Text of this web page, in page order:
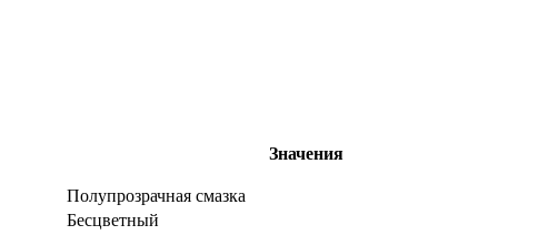
Значения
Полупрозрачная смазка
Бесцветный